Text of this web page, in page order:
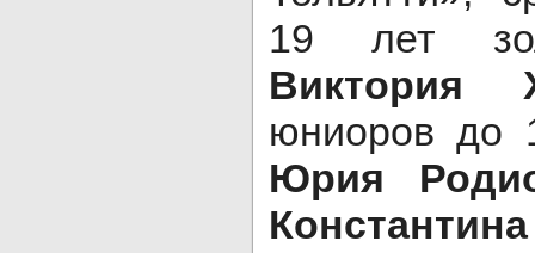
19 лет
Виктория
юниоров до
Юрия